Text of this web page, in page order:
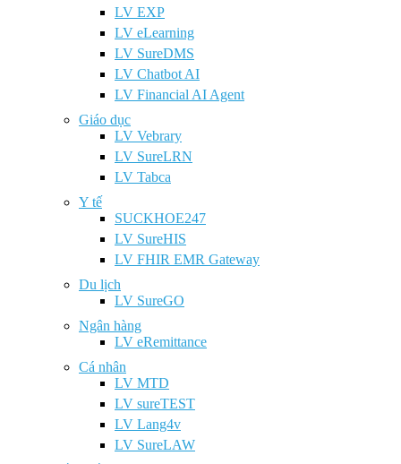
LV EXP
LV eLearning
LV SureDMS
LV Chatbot AI
LV Financial AI Agent
Giáo dục
LV Vebrary
LV SureLRN
LV Tabca
Y tế
SUCKHOE247
LV SureHIS
LV FHIR EMR Gateway
Du lịch
LV SureGO
Ngân hàng
LV eRemittance
Cá nhân
LV MTD
LV sureTEST
LV Lang4v
LV SureLAW